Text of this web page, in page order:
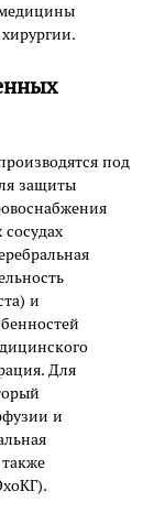
под
защиты
и
Для
и